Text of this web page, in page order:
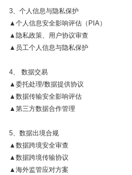
3、个人信息与隐私保护
▲个人信息安全影响评估（PIA）
▲隐私政策、用户协议审查
▲员工个人信息与隐私保护
4、 数据交易
▲委托处理/数据提供协议
▲数据传输安全影响评估
▲第三方数据合作管理
5、数据出境合规
▲数据跨境安全审查
▲数据跨境传输协议
▲海外监管应对方案